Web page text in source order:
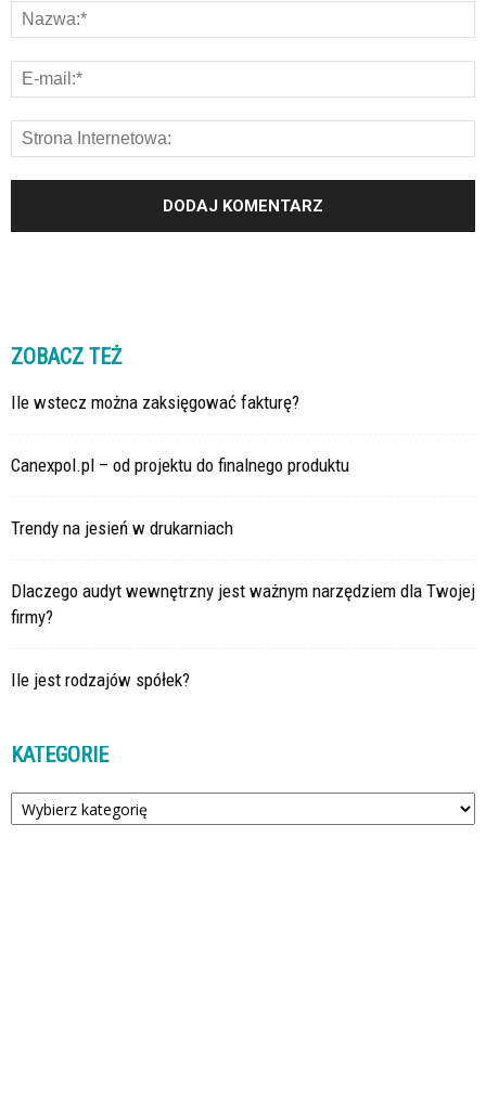
ZOBACZ TEŻ
Ile wstecz można zaksięgować fakturę?
Canexpol.pl – od projektu do finalnego produktu
Trendy na jesień w drukarniach
Dlaczego audyt wewnętrzny jest ważnym narzędziem dla Twojej
firmy?
Ile jest rodzajów spółek?
KATEGORIE
Kategorie